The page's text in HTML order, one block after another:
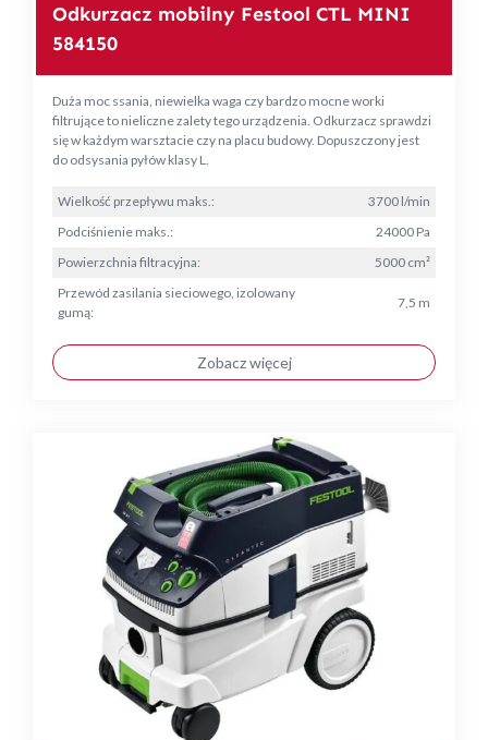
Odkurzacz mobilny Festool CTL MINI
584150
Duża moc ssania, niewielka waga czy bardzo mocne worki
filtrujące to nieliczne zalety tego urządzenia. Odkurzacz sprawdzi
się w każdym warsztacie czy na placu budowy. Dopuszczony jest
do odsysania pyłów klasy L.
Wielkość przepływu maks.:
3700 l/min
Podciśnienie maks.:
24000 Pa
Powierzchnia filtracyjna:
5000 cm²
Przewód zasilania sieciowego, izolowany
gumą:
7,5 m
Zobacz więcej